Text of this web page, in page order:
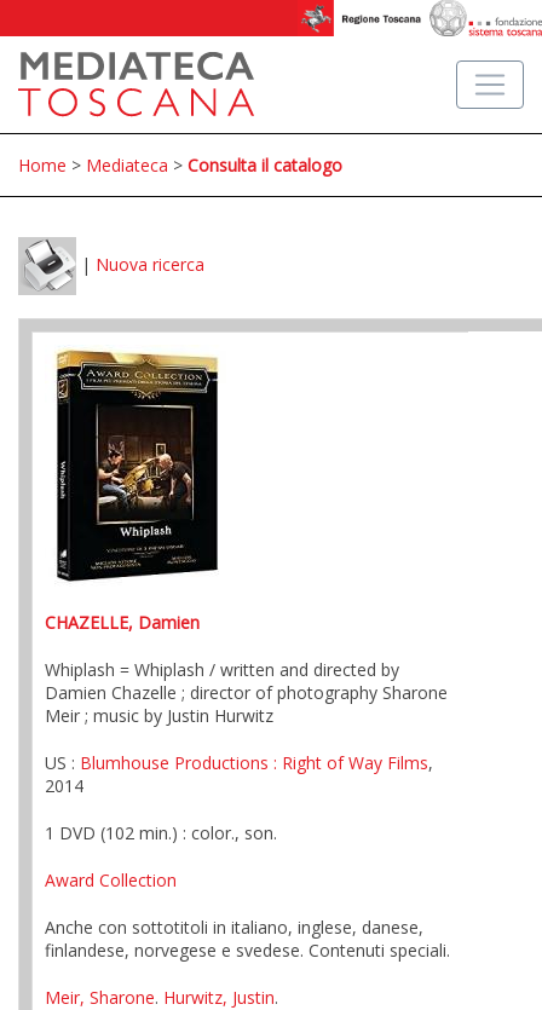
Home > Mediateca > Consulta il catalogo
| Nuova ricerca
CHAZELLE, Damien
Whiplash = Whiplash / written and directed by
Damien Chazelle ; director of photography Sharone
Meir ; music by Justin Hurwitz
US : Blumhouse Productions : Right of Way Films,
2014
1 DVD (102 min.) : color., son.
Award Collection
Anche con sottotitoli in italiano, inglese, danese,
finlandese, norvegese e svedese. Contenuti speciali.
Meir, Sharone. Hurwitz, Justin.